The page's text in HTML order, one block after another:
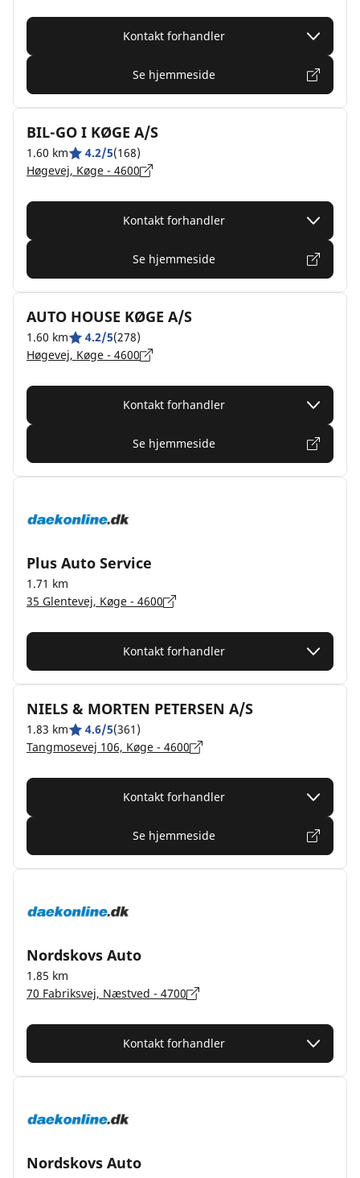
Kontakt forhandler
Se hjemmeside
BIL-GO I KØGE A/S
1.60 km 4.2/5(168)
Høgevej, Køge - 4600
Kontakt forhandler
Se hjemmeside
AUTO HOUSE KØGE A/S
1.60 km 4.2/5(278)
Høgevej, Køge - 4600
Kontakt forhandler
Se hjemmeside
Plus Auto Service
1.71 km
35 Glentevej, Køge - 4600
Kontakt forhandler
NIELS & MORTEN PETERSEN A/S
1.83 km 4.6/5(361)
Tangmosevej 106, Køge - 4600
Kontakt forhandler
Se hjemmeside
Nordskovs Auto
1.85 km
70 Fabriksvej, Næstved - 4700
Kontakt forhandler
Nordskovs Auto